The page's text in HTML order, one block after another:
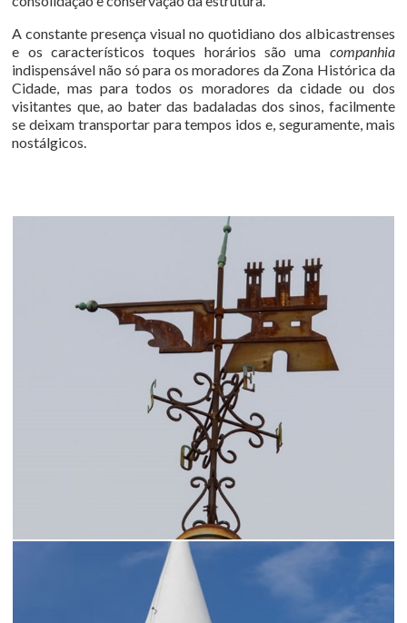
A constante presença visual no quotidiano dos albicastrenses
e os característicos toques horários são uma companhia
indispensável não só para os moradores da Zona Histórica da
Cidade, mas para todos os moradores da cidade ou dos
visitantes que, ao bater das badaladas dos sinos, facilmente
se deixam transportar para tempos idos e, seguramente, mais
nostálgicos.